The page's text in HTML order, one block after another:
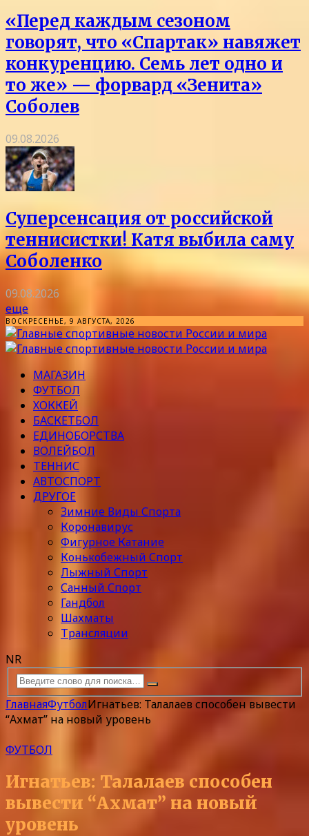
«Перед каждым сезоном
говорят, что «Спартак» навяжет
конкуренцию. Семь лет одно и
то же» — форвард «Зенита»
Соболев
09.08.2026
Суперсенсация от российской
теннисистки! Катя выбила саму
Соболенко
09.08.2026
еще
ВОСКРЕСЕНЬЕ, 9 АВГУСТА, 2026
МАГАЗИН
ФУТБОЛ
ХОККЕЙ
БАСКЕТБОЛ
ЕДИНОБОРСТВА
ВОЛЕЙБОЛ
ТЕННИС
АВТОСПОРТ
ДРУГОЕ
Зимние Виды Спорта
Коронавирус
Фигурное Катание
Конькобежный Спорт
Лыжный Спорт
Санный Спорт
Гандбол
Шахматы
Трансляции
NR
ГлавнаяФутболИгнатьев: Талалаев способен вывести
“Ахмат” на новый уровень
ФУТБОЛ
Игнатьев: Талалаев способен
вывести “Ахмат” на новый
уровень